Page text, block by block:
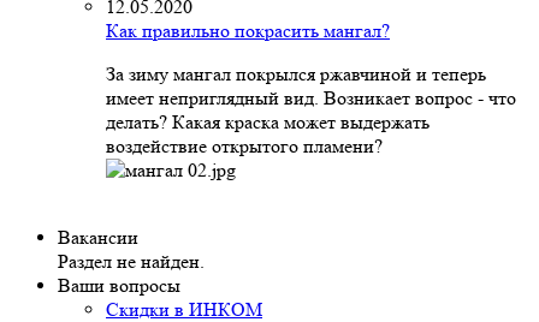
12.05.2020
Как правильно покрасить мангал?
За зиму мангал покрылся ржавчиной и теперь
имеет неприглядный вид. Возникает вопрос - что
делать? Какая краска может выдержать
воздействие открытого пламени?
Вакансии
Раздел не найден.
Ваши вопросы
Скидки в ИНКОМ